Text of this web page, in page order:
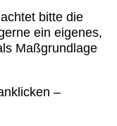
bitte die
ein eigenes,
Maßgrundlage
–